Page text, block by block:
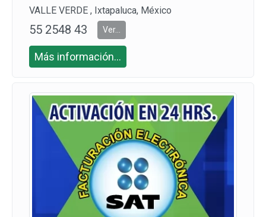
VALLE VERDE , Ixtapaluca, México
55 2548 43
03
Ver...
Más información...